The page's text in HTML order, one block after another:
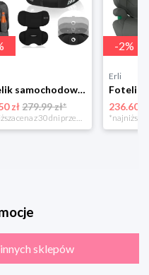
Fotelik samochodowy 76-150cm SZEROKIE SIEDZISKO 9-36kg Lionelo LEVI I-SIZE
zł 279.99 zł*
-2%
Erli
236.60 zł
sklepów